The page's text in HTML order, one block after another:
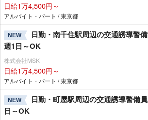
日給1万4,500円～
アルバイト・パート / 東京都
NEW
日勤・南千住駅周辺の交通誘導警
週1日～OK
株式会社MSK
日給1万4,500円～
アルバイト・パート / 東京都
NEW
日勤・町屋駅周辺の交通誘導警備
日～OK